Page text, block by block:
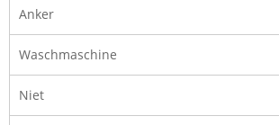
Anker
Waschmaschine
Niet